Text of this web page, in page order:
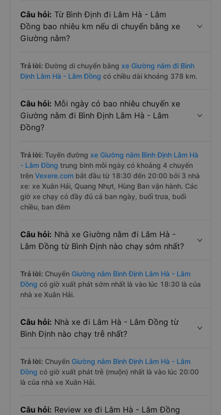
Câu hỏi: Từ Bình Định đi Lâm Hà - Lâm
Đồng bao nhiêu km nếu di chuyển bằng xe
Giường nằm?
Trả lời: Đường di chuyển bằng xe Giường nằm đi Bình
Định Lâm Hà - Lâm Đồng có chiều dài khoảng 378 km.
Câu hỏi: Mỗi ngày có bao nhiêu chuyến xe
Giường nằm đi Bình Định Lâm Hà - Lâm
Đồng?
Trả lời: Tuyến đường xe Giường nằm Bình Định Lâm Hà
- Lâm Đồng trung bình mỗi ngày có khoảng 4 chuyến
trên Vexere.com bắt đầu từ 18:30 đến 20:00 bởi 3 nhà
xe: xe Xuân Hải, Quang Nhựt, Hùng Ban vận hành. Các
giờ xe chạy có đầy đủ cả ban ngày, buổi trưa, buổi
chiều, ban đêm
Câu hỏi: Nhà xe Giường nằm đi Lâm Hà -
Lâm Đồng từ Bình Định nào chạy sớm nhất?
Trả lời: Chuyến Giường nằm Bình Định Lâm Hà - Lâm
Đồng có giờ xuất phát sớm nhất là vào lúc 18:30 là của
nhà xe Xuân Hải.
Câu hỏi: Nhà xe đi Lâm Hà - Lâm Đồng từ
Bình Định nào chạy trễ nhất?
Trả lời: Chuyến Giường nằm Bình Định Lâm Hà - Lâm
Đồng có giờ xuất phát trễ (muộn) nhất là vào lúc 20:00
là của nhà xe Xuân Hải.
Câu hỏi: Review xe đi Lâm Hà - Lâm Đồng